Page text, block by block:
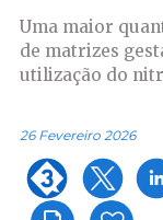
Uma maior
de matrizes
utilização do
26 Fevereiro 2026